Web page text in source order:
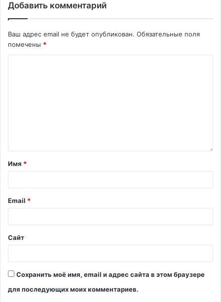
Добавить комментарий
Ваш адрес email не будет опубликован. Обязательные поля
помечены *
Имя *
Email *
Сайт
Сохранить моё имя, email и адрес сайта в этом браузере
для последующих моих комментариев.